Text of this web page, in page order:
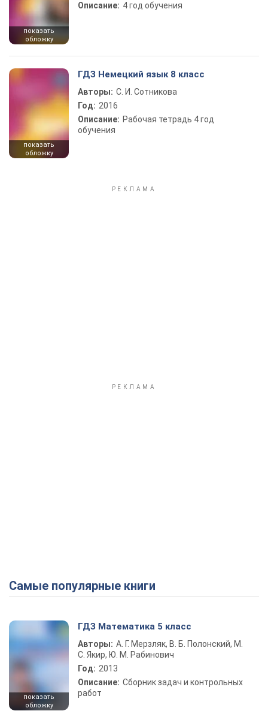
показать
обложку
Описание: 4 год обучения
показать
обложку
ГДЗ Немецкий язык 8 класс
Авторы: С. И. Сотникова
Год: 2016
Описание: Рабочая тетрадь 4 год
обучения
Самые популярные книги
показать
обложку
ГДЗ Математика 5 класс
Авторы: А. Г. Мерзляк, В. Б. Полонский, М.
С. Якир, Ю. М. Рабинович
Год: 2013
Описание: Сборник задач и контрольных
работ